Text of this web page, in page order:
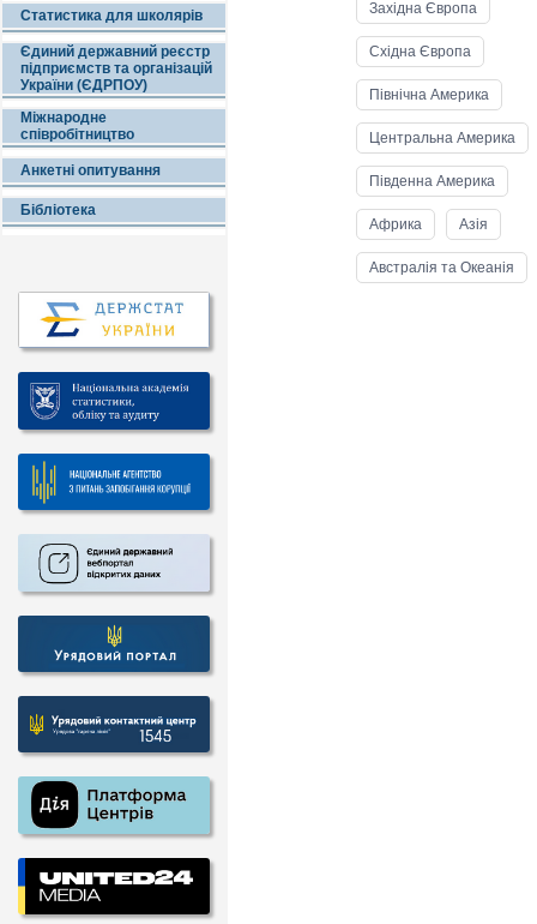
Статистика для школярів
Єдиний державний реєстр
підприємств та організацій
України (ЄДРПОУ)
Міжнародне
співробітництво
Анкетні опитування
Бібліотека
Захiдна Європа
Схiдна Європа
Пiвнiчна Америка
Центральна Америка
Пiвденна Америка
Африка Азiя
Австралія та Океанiя